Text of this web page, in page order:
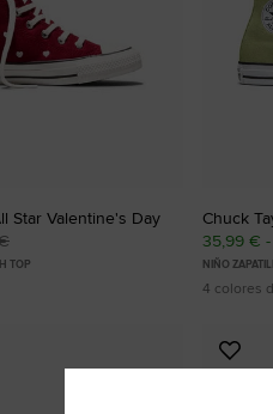
Star Valentine's Day
TOP
Chuck
35,99 €
NIÑO
4 colores
Añadir